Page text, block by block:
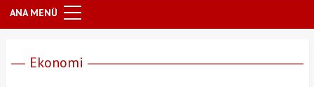
ANA MENÜ
Ekonomi